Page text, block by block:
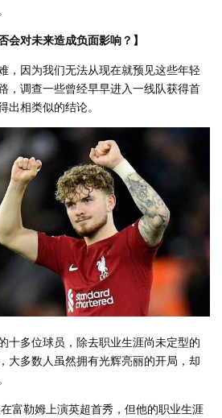
会对未来造成负面影响？】
，因为我们无法从现在就预见这些年轻
，调查一些曾经早早进入一线队获得首
出相类似的结论。
十多位球员，除去职业生涯尚未定型的
大多数人虽然拥有光辉亮丽的开局，却
富勒姆上演英超首秀，但他的职业生涯